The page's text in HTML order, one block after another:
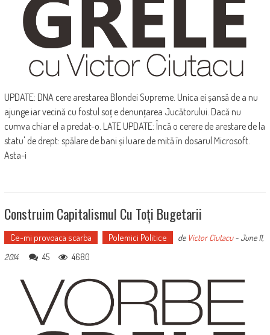
UPDATE: DNA cere arestarea Blondei Supreme. Unica ei șansă de a nu
ajunge iar vecină cu fostul soț e denunțarea Jucătorului. Dacă nu
cumva chiar el a predat-o. LATE UPDATE: Încă o cerere de arestare de la
statu' de drept: spălare de bani și luare de mită în dosarul Microsoft.
Asta-i
Construim Capitalismul Cu Toți Bugetarii
Ce-mi provoaca scarba Polemici Politice de Victor Ciutacu-June 11,
2014
45 4680